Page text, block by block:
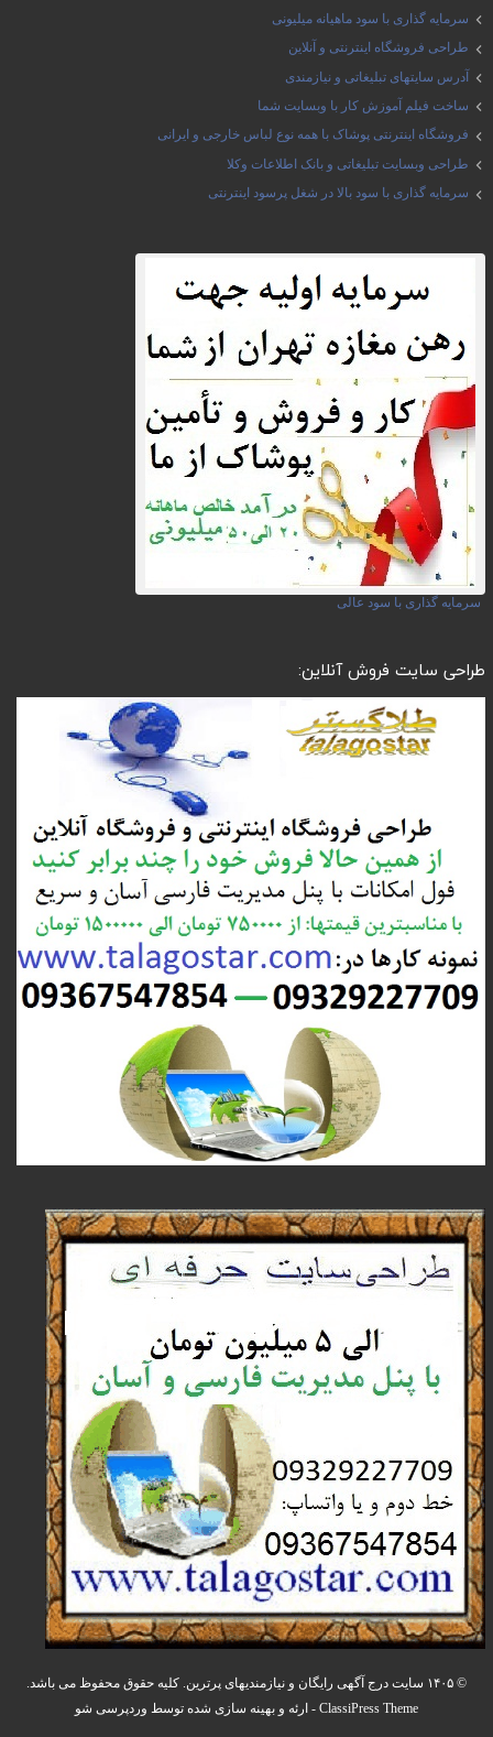
سرمایه گذاری با سود ماهیانه میلیونی
طراحی فروشگاه اینترنتی و آنلاین
آدرس سایتهای تبلیغاتی و نیازمندی
ساخت فیلم آموزش کار با وبسایت شما
فروشگاه اینترنتی پوشاک با همه نوع لباس خارجی و ایرانی
طراحی وبسایت تبلیغاتی و بانک اطلاعات وکلا
سرمایه گذاری با سود بالا در شغل پرسود اینترنتی
سرمایه گذاری با سود عالی
طراحی سایت فروش آنلاین:
© ۱۴۰۵ سایت درج آگهی رایگان و نیازمندیهای پرترین. کلیه حقوق محفوظ می باشد.
ClassiPress Theme - ارئه و بهینه سازی شده توسط وردپرسی شو